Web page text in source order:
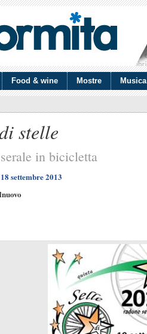
Food & wine Mostre Musica
stelle
in bicicletta
settembre 2013